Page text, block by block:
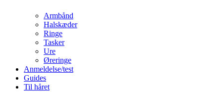
Armbånd
Halskæder
Ringe
Tasker
Ure
Øreringe
Anmeldelse/test
Guides
Til håret